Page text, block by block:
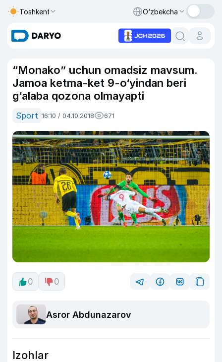
Toshkent O‘zbekcha
“Monako” uchun omadsiz mavsum.
Jamoa ketma-ket 9-o‘yindan beri
g‘alaba qozona olmayapti
Sport 16:10 / 04.10.2018 671
0 0
Asror Abdunazarov
Izohlar